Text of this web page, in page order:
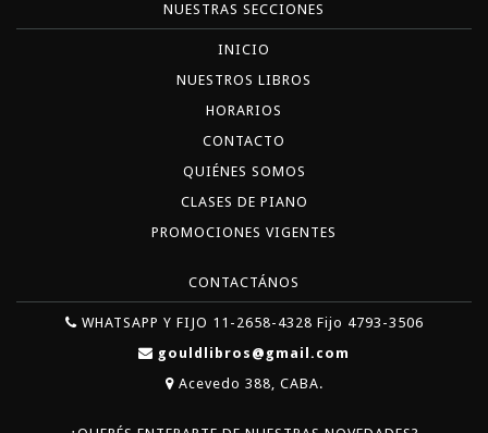
NUESTRAS SECCIONES
INICIO
NUESTROS LIBROS
HORARIOS
CONTACTO
QUIÉNES SOMOS
CLASES DE PIANO
PROMOCIONES VIGENTES
CONTACTÁNOS
WHATSAPP Y FIJO 11-2658-4328 Fijo 4793-3506
gouldlibros@gmail.com
Acevedo 388, CABA.